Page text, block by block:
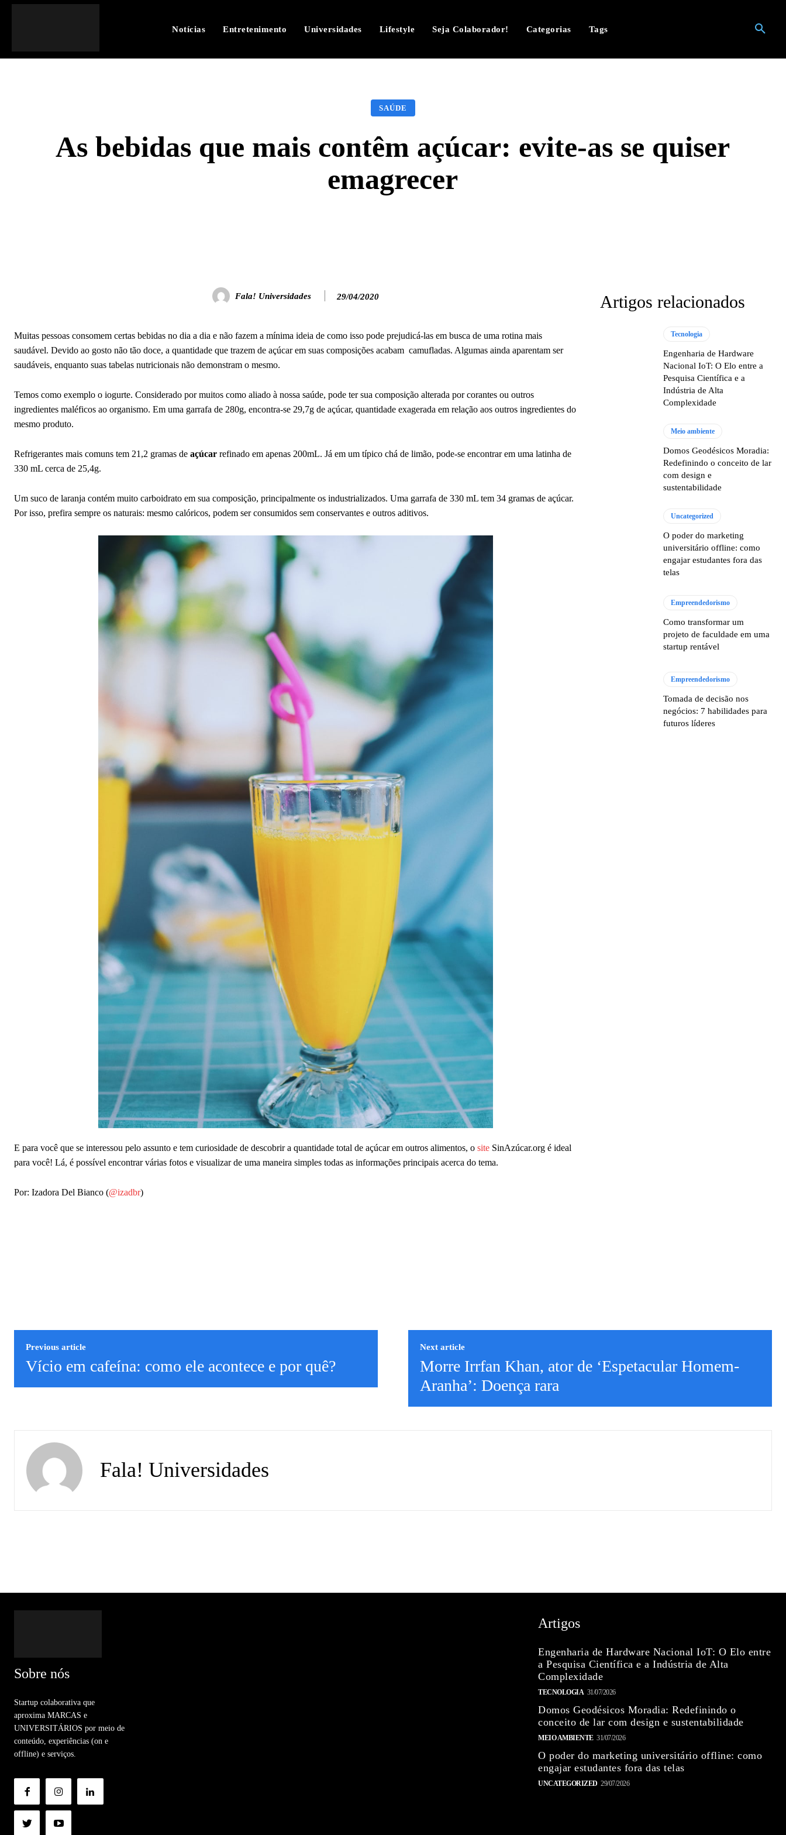
Notícias Entretenimento Universidades Lifestyle Seja Colaborador! Categorias Tags
SAÚDE
As bebidas que mais contêm açúcar: evite-as se quiser
emagrecer
Fala! Universidades 29/04/2020
Muitas pessoas consomem certas bebidas no dia a dia e não fazem a mínima ideia de como isso pode prejudicá-las em busca de uma rotina mais
saudável. Devido ao gosto não tão doce, a quantidade que trazem de açúcar em suas composições acabam camufladas. Algumas ainda aparentam ser
saudáveis, enquanto suas tabelas nutricionais não demonstram o mesmo.
Temos como exemplo o iogurte. Considerado por muitos como aliado à nossa saúde, pode ter sua composição alterada por corantes ou outros
ingredientes maléficos ao organismo. Em uma garrafa de 280g, encontra-se 29,7g de açúcar, quantidade exagerada em relação aos outros ingredientes do
mesmo produto.
Refrigerantes mais comuns tem 21,2 gramas de açúcar refinado em apenas 200mL. Já em um típico chá de limão, pode-se encontrar em uma latinha de
330 mL cerca de 25,4g.
Um suco de laranja contém muito carboidrato em sua composição, principalmente os industrializados. Uma garrafa de 330 mL tem 34 gramas de açúcar.
Por isso, prefira sempre os naturais: mesmo calóricos, podem ser consumidos sem conservantes e outros aditivos.
E para você que se interessou pelo assunto e tem curiosidade de descobrir a quantidade total de açúcar em outros alimentos, o site SinAzúcar.org é ideal
para você! Lá, é possível encontrar várias fotos e visualizar de uma maneira simples todas as informações principais acerca do tema.
Por: Izadora Del Bianco (@izadbr)
Artigos relacionados
Tecnologia
Engenharia de Hardware
Nacional IoT: O Elo entre a
Pesquisa Científica e a
Indústria de Alta
Complexidade
Meio ambiente
Domos Geodésicos Moradia:
Redefinindo o conceito de lar
com design e
sustentabilidade
Uncategorized
O poder do marketing
universitário offline: como
engajar estudantes fora das
telas
Empreendedorismo
Como transformar um
projeto de faculdade em uma
startup rentável
Empreendedorismo
Tomada de decisão nos
negócios: 7 habilidades para
futuros líderes
Previous article
Vício em cafeína: como ele acontece e por quê?
Next article
Morre Irrfan Khan, ator de ‘Espetacular Homem-
Aranha’: Doença rara
Fala! Universidades
Sobre nós
Startup colaborativa que
aproxima MARCAS e
UNIVERSITÁRIOS por meio de
conteúdo, experiências (on e
offline) e serviços.
Artigos
Engenharia de Hardware Nacional IoT: O Elo entre
a Pesquisa Científica e a Indústria de Alta
Complexidade
TECNOLOGIA 31/07/2026
Domos Geodésicos Moradia: Redefinindo o
conceito de lar com design e sustentabilidade
MEIO AMBIENTE 31/07/2026
O poder do marketing universitário offline: como
engajar estudantes fora das telas
UNCATEGORIZED 29/07/2026